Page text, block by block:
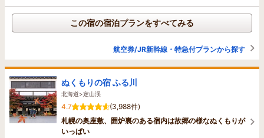
この宿の宿泊プランをすべてみる
航空券/JR新幹線・特急付プランから探す
ぬくもりの宿 ふる川
北海道>定山渓
4.7
(3,988件)
札幌の奥座敷、囲炉裏のある宿内は故郷の様なぬくもりが
いっぱい